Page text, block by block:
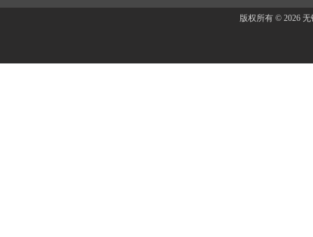
版权所有 © 2026